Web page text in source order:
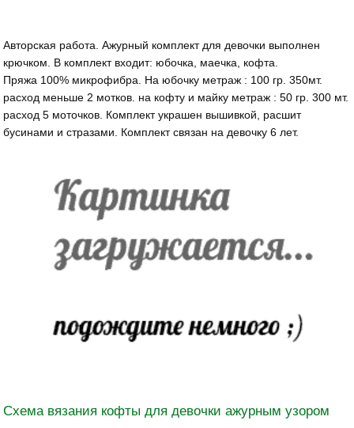
Авторская работа. Ажурный комплект для девочки выполнен
крючком. В комплект входит: юбочка, маечка, кофта.
Пряжа 100% микрофибра. На юбочку метраж : 100 гр. 350мт.
расход меньше 2 мотков. на кофту и майку метраж : 50 гр. 300 мт.
расход 5 моточков. Комплект украшен вышивкой, расшит
бусинами и стразами. Комплект связан на девочку 6 лет.
Схема вязания кофты для девочки ажурным узором